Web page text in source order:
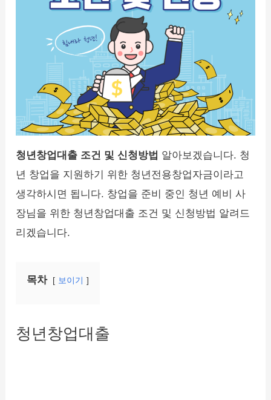
청년창업대출 조건 및 신청방법 알아보겠습니다. 청
년 창업을 지원하기 위한 청년전용창업자금이라고
생각하시면 됩니다. 창업을 준비 중인 청년 예비 사
장님을 위한 청년창업대출 조건 및 신청방법 알려드
리겠습니다.
목차 보이기
청년창업대출